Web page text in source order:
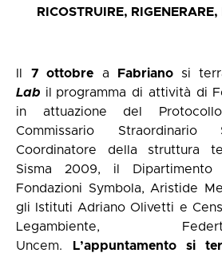
RICOSTRUIRE,
7 ottobre a Fabriano si
Lab il
programma di attività di
in attuazione del
Commissario
Coordinatore della struttura
Sisma 2009, il
Fondazioni Symbola, Aristide
gli Istituti Adriano Olivetti e
Legambiente,
Uncem.
L’appuntamento si